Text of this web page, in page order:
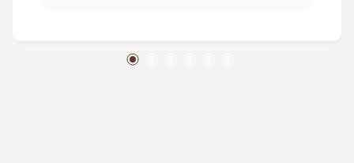
planejados em todos os ambientes. Cortinas e